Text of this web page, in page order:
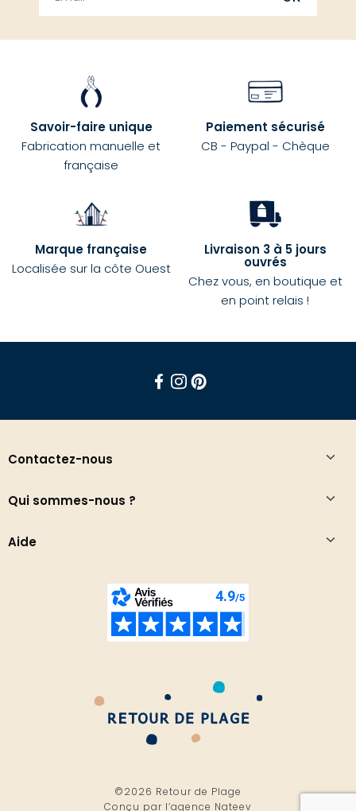
Savoir-faire unique
Fabrication manuelle et
française
Paiement sécurisé
CB - Paypal - Chèque
Marque française
Localisée sur la côte Ouest
Livraison 3 à 5 jours
ouvrés
Chez vous, en boutique et
en point relais !
Contactez-nous
Qui sommes-nous ?
Aide
©2026 Retour de Plage
Conçu par l’agence Nateev